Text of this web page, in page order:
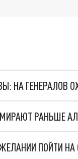
НА ГЕНЕРАЛОВ
РАНЬШЕ
ПОЙТИ НА